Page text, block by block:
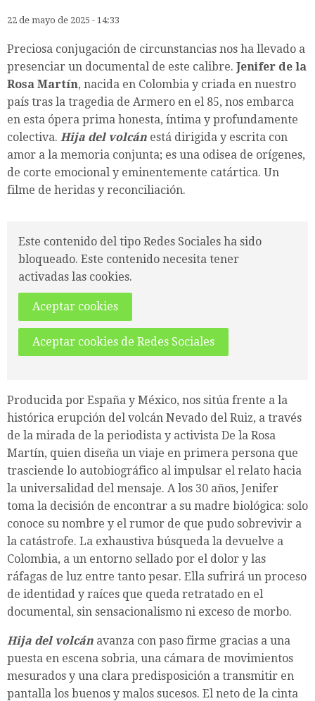
22 de mayo de 2025 - 14:33
Preciosa conjugación de circunstancias nos ha llevado a
presenciar un documental de este calibre. Jenifer de la
Rosa Martín, nacida en Colombia y criada en nuestro
país tras la tragedia de Armero en el 85, nos embarca
en esta ópera prima honesta, íntima y profundamente
colectiva. Hija del volcán está dirigida y escrita con
amor a la memoria conjunta; es una odisea de orígenes,
de corte emocional y eminentemente catártica. Un
filme de heridas y reconciliación.
Este contenido del tipo Redes Sociales ha sido
bloqueado. Este contenido necesita tener
activadas las cookies.
Aceptar cookies
Aceptar cookies de Redes Sociales
Producida por España y México, nos sitúa frente a la
histórica erupción del volcán Nevado del Ruiz, a través
de la mirada de la periodista y activista De la Rosa
Martín, quien diseña un viaje en primera persona que
trasciende lo autobiográfico al impulsar el relato hacia
la universalidad del mensaje. A los 30 años, Jenifer
toma la decisión de encontrar a su madre biológica: solo
conoce su nombre y el rumor de que pudo sobrevivir a
la catástrofe. La exhaustiva búsqueda la devuelve a
Colombia, a un entorno sellado por el dolor y las
ráfagas de luz entre tanto pesar. Ella sufrirá un proceso
de identidad y raíces que queda retratado en el
documental, sin sensacionalismo ni exceso de morbo.
Hija del volcán avanza con paso firme gracias a una
puesta en escena sobria, una cámara de movimientos
mesurados y una clara predisposición a transmitir en
pantalla los buenos y malos sucesos. El neto de la cinta